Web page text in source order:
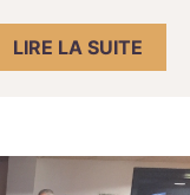
LIRE LA SUITE